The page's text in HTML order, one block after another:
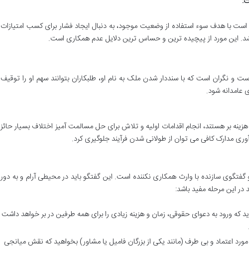
با هدف سوء استفاده از وضعیت موجود، به دنبال ایجاد فشار برای کسب امتیازات
این مورد از پیچیده ترین و حساس ترین دلایل عدم همکاری است.
و نگران است که با سنددار شدن ملک به نام او، طلبکاران بتوانند سهم او را توقیف
عامدانه شود.
بر هستند، انجام اقدامات اولیه و تلاش برای حل مسالمت آمیز اختلاف بسیار حائز
مدارک کافی می توان از طولانی شدن فرآیند جلوگیری کرد.
گفتگوی سازنده با وارث همکاری نکننده است. این گفتگو باید در محیطی آرام و به دور
این مرحله مفید باشد:
که ورود به دعوای حقوقی، زمان و هزینه زیادی را برای همه طرفین در بر خواهد داشت
اعتماد و بی طرف (مانند یکی از بزرگان فامیل یا مشاور) بخواهید که نقش میانجی